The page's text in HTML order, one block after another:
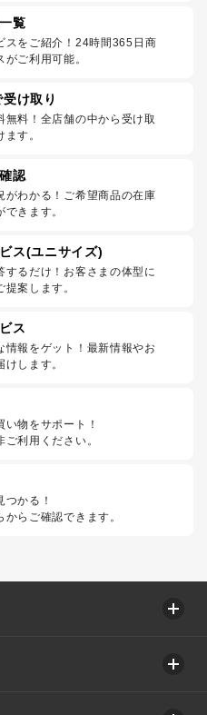
覧
スをご紹介！24時間365日商
ご利用可能。
け取り
無料！全店舗の中から受け取
す。
認
がわかる！ご希望商品の在庫
きます。
ス(ユニサイズ)
するだけ！お客さまの体型に
案します。
ス
情報をゲット！最新情報やお
します。
物をサポート！
利用ください。
かる！
らご確認できます。